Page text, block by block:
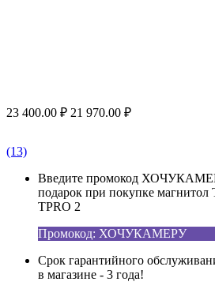
23 400.00 ₽ 21 970.00 ₽
(13)
Введите промокод
подарок при покупке магнитол
TPRO 2
Промокод: ХОЧУКАМЕРУ
Срок гарантийного
в магазине - 3 года!